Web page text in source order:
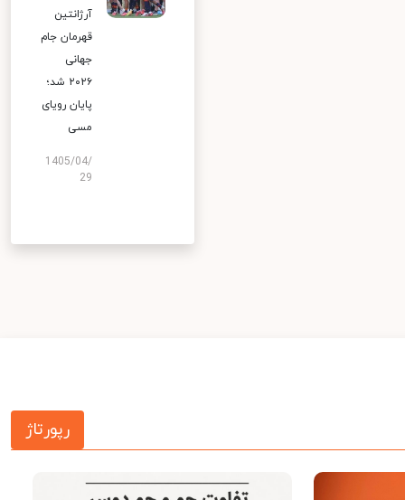
آرژانتین
قهرمان جام
جهانی
۲۰۲۶ شد؛
پایان رویای
مسی
1405/04/
29
رپورتاژ